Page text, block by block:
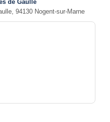
de Gaulle
94130 Nogent-sur-Marne